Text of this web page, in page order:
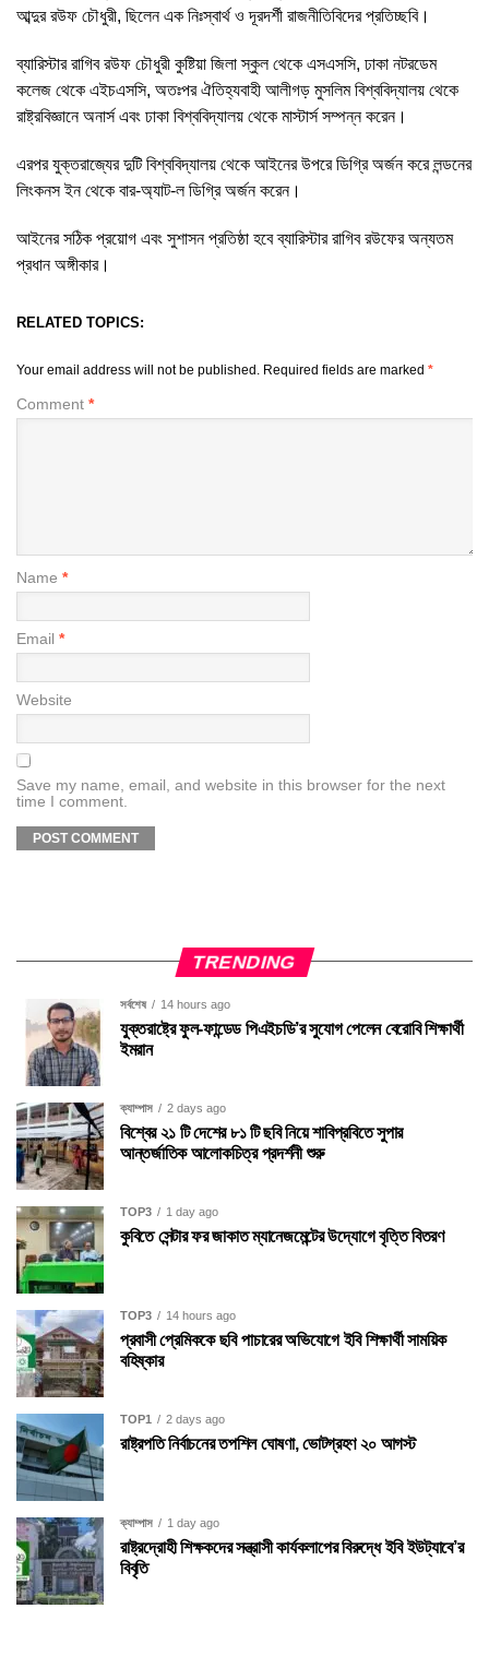
আব্দুর রউফ চৌধুরী, ছিলেন এক নিঃস্বার্থ ও দূরদর্শী রাজনীতিবিদের প্রতিচ্ছবি।
ব্যারিস্টার রাগিব রউফ চৌধুরী কুষ্টিয়া জিলা স্কুল থেকে এসএসসি, ঢাকা নটরডেম
কলেজ থেকে এইচএসসি, অতঃপর ঐতিহ্যবাহী আলীগড় মুসলিম বিশ্ববিদ্যালয় থেকে
রাষ্ট্রবিজ্ঞানে অনার্স এবং ঢাকা বিশ্ববিদ্যালয় থেকে মাস্টার্স সম্পন্ন করেন।
এরপর যুক্তরাজ্যের দুটি বিশ্ববিদ্যালয় থেকে আইনের উপরে ডিগ্রি অর্জন করে লন্ডনের
লিংকনস ইন থেকে বার-অ্যাট-ল ডিগ্রি অর্জন করেন।
আইনের সঠিক প্রয়োগ এবং সুশাসন প্রতিষ্ঠা হবে ব্যারিস্টার রাগিব রউফের অন্যতম
প্রধান অঙ্গীকার।
RELATED TOPICS:
Your email address will not be published. Required fields are marked *
Comment *
Name *
Email *
Website
Save my name, email, and website in this browser for the next
time I comment.
TRENDING
সর্বশেষ 14 hours ago
যুক্তরাষ্ট্রে ফুল-ফান্ডেড পিএইচডি’র সুযোগ পেলেন বেরোবি শিক্ষার্থী
ইমরান
ক্যাম্পাস 2 days ago
বিশ্বের ২১ টি দেশের ৮১ টি ছবি নিয়ে শাবিপ্রবিতে সুপার
আন্তর্জাতিক আলোকচিত্র প্রদর্শনী শুরু
TOP3 1 day ago
কুবিতে সেন্টার ফর জাকাত ম্যানেজমেন্টের উদ্যোগে বৃত্তি বিতরণ
TOP3 14 hours ago
প্রবাসী প্রেমিককে ছবি পাচারের অভিযোগে ইবি শিক্ষার্থী সাময়িক
বহিষ্কার
TOP1 2 days ago
রাষ্ট্রপতি নির্বাচনের তপশিল ঘোষণা, ভোটগ্রহণ ২০ আগস্ট
ক্যাম্পাস 1 day ago
রাষ্ট্রদ্রোহী শিক্ষকদের সন্ত্রাসী কার্যকলাপের বিরুদ্ধে ইবি ইউট্যাবে’র
বিবৃতি